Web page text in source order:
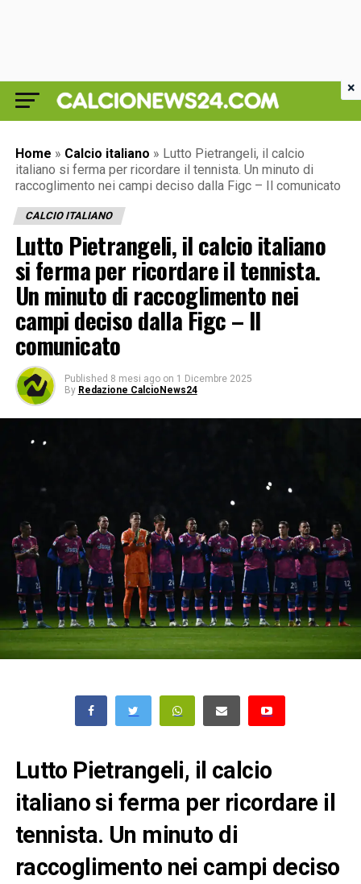
Home » Calcio italiano » Lutto Pietrangeli, il calcio
italiano si ferma per ricordare il tennista. Un minuto di
raccoglimento nei campi deciso dalla Figc – Il comunicato
CALCIO ITALIANO
Lutto Pietrangeli, il calcio italiano
si ferma per ricordare il tennista.
Un minuto di raccoglimento nei
campi deciso dalla Figc – Il
comunicato
Published 8 mesi ago on 1 Dicembre 2025
By Redazione CalcioNews24
Lutto Pietrangeli, il calcio
italiano si ferma per ricordare il
tennista. Un minuto di
raccoglimento nei campi deciso
×